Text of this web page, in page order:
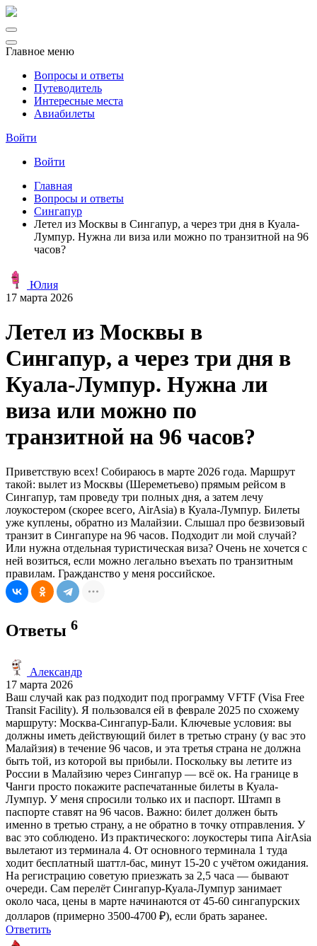
Главное меню
Вопросы и ответы
Путеводитель
Интересные места
Авиабилеты
Войти
Войти
Главная
Вопросы и ответы
Сингапур
Летел из Москвы в Сингапур, а через три дня в Куала-
Лумпур. Нужна ли виза или можно по транзитной на 96
часов?
Юлия
17 марта 2026
Летел из Москвы в
Сингапур, а через три дня в
Куала-Лумпур. Нужна ли
виза или можно по
транзитной на 96 часов?
Приветствую всех! Собираюсь в марте 2026 года. Маршрут
такой: вылет из Москвы (Шереметьево) прямым рейсом в
Сингапур, там проведу три полных дня, а затем лечу
лоукостером (скорее всего, AirAsia) в Куала-Лумпур. Билеты
уже куплены, обратно из Малайзии. Слышал про безвизовый
транзит в Сингапуре на 96 часов. Подходит ли мой случай?
Или нужна отдельная туристическая виза? Очень не хочется с
ней возиться, если можно легально въехать по транзитным
правилам. Гражданство у меня российское.
Ответы 6
Александр
17 марта 2026
Ваш случай как раз подходит под программу VFTF (Visa Free
Transit Facility). Я пользовался ей в феврале 2025 по схожему
маршруту: Москва-Сингапур-Бали. Ключевые условия: вы
должны иметь действующий билет в третью страну (у вас это
Малайзия) в течение 96 часов, и эта третья страна не должна
быть той, из которой вы прибыли. Поскольку вы летите из
России в Малайзию через Сингапур — всё ок. На границе в
Чанги просто покажите распечатанные билеты в Куала-
Лумпур. У меня спросили только их и паспорт. Штамп в
паспорте ставят на 96 часов. Важно: билет должен быть
именно в третью страну, а не обратно в точку отправления. У
вас это соблюдено. Из практического: лоукостеры типа AirAsia
вылетают из терминала 4. От основного терминала 1 туда
ходит бесплатный шаттл-бас, минут 15-20 с учётом ожидания.
На регистрацию советую приезжать за 2,5 часа — бывают
очереди. Сам перелёт Сингапур-Куала-Лумпур занимает
около часа, цены в марте начинаются от 45-60 сингапурских
долларов (примерно 3500-4700 ₽), если брать заранее.
Ответить